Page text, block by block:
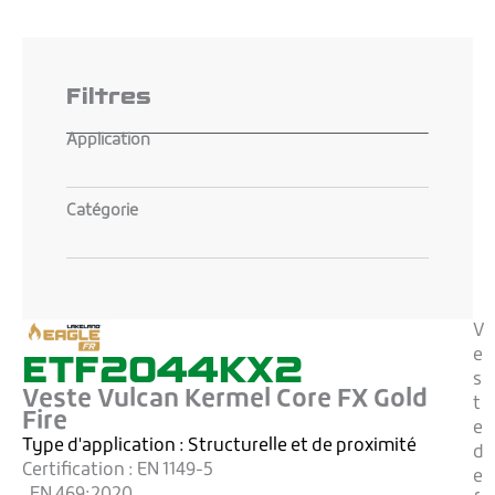
Filtres
Application
Catégorie
ETF2044KX2
Veste Vulcan Kermel Core FX Gold
Fire
Type d'application : Structurelle et de proximité
Certification : EN 1149-5
V
e
s
t
e
d
e